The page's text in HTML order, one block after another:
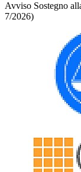
Avviso Sostegno
7/2026)